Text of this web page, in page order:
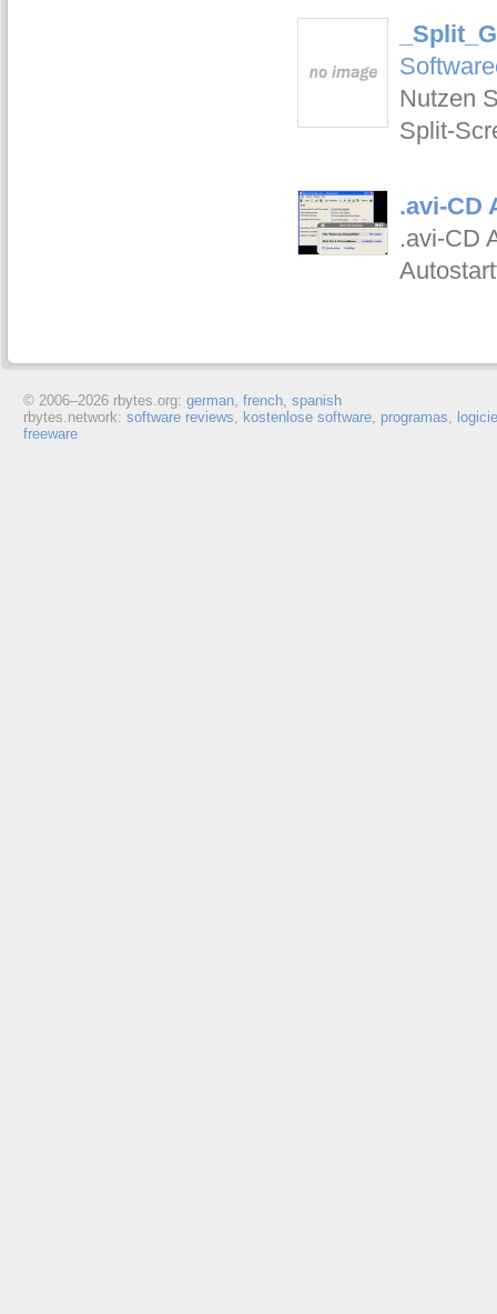
Nutzen
Split-
.avi-CD
.avi-CD
© 2006–2026 rbytes.org: german, french, spanish
rbytes.network: software reviews, kostenlose software, programas,
freeware